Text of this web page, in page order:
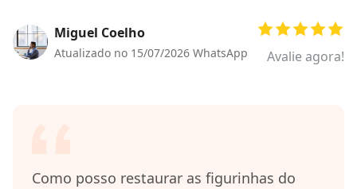
PDNob
PDF
Novo
Miguel Coelho
Atualizado no 15/07/2026 WhatsApp Avalie agora!
Como posso restaurar as figurinhas do